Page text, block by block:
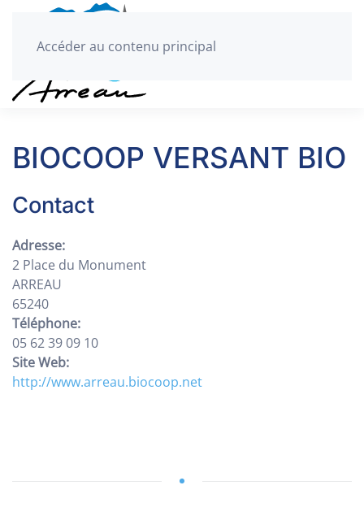
Accéder au contenu principal
BIOCOOP VERSANT BIO
Contact
Adresse:
2 Place du Monument
ARREAU
65240
Téléphone:
05 62 39 09 10
Site Web:
http://www.arreau.biocoop.net